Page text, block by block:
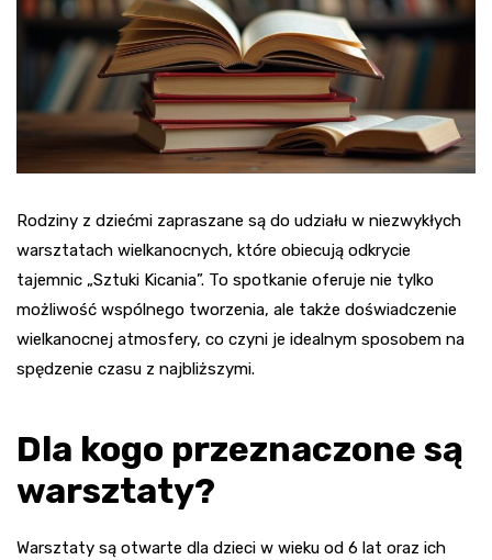
Rodziny z dziećmi zapraszane są do udziału w niezwykłych
warsztatach wielkanocnych, które obiecują odkrycie
tajemnic „Sztuki Kicania”. To spotkanie oferuje nie tylko
możliwość wspólnego tworzenia, ale także doświadczenie
wielkanocnej atmosfery, co czyni je idealnym sposobem na
spędzenie czasu z najbliższymi.
Dla kogo przeznaczone są
warsztaty?
Warsztaty są otwarte dla dzieci w wieku od 6 lat oraz ich